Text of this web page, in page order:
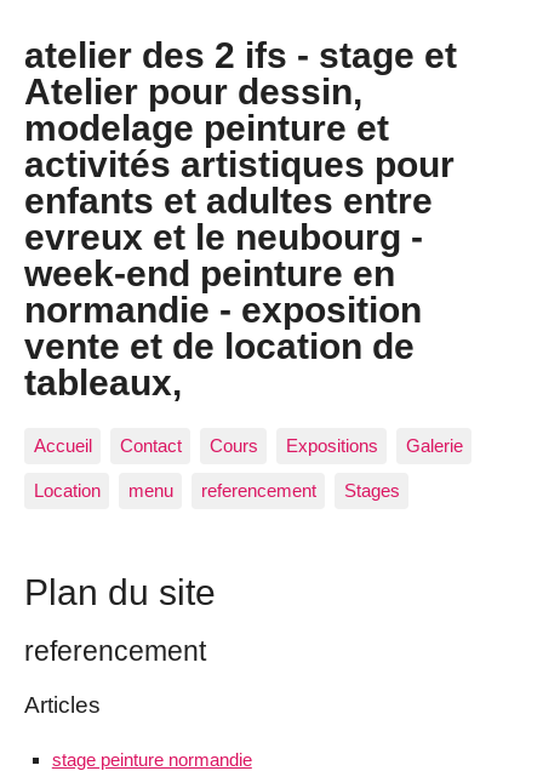
atelier des 2 ifs - stage et
Atelier pour dessin,
modelage peinture et
activités artistiques pour
enfants et adultes entre
evreux et le neubourg -
week-end peinture en
normandie - exposition
vente et de location de
tableaux,
Accueil Contact Cours Expositions Galerie
Location menu referencement Stages
Plan du site
referencement
Articles
stage peinture normandie